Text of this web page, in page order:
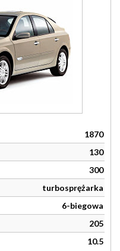
1870
130
300
turbosprężarka
6-biegowa
205
10.5